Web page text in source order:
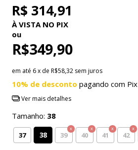
R$ 314,91
À VISTA NO PIX
ou
R$349,90
em até 6x de R$58,32 sem juros
10% de desconto pagando com Pix
Ver mais detalhes
Tamanho: 38
37 38 39 40 41 42